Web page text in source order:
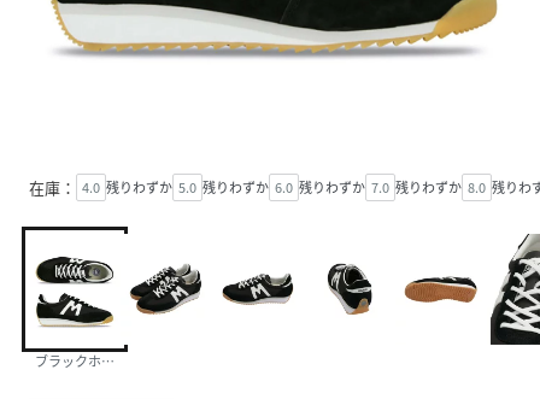
在庫： 4.0 残りわずか 5.0 残りわずか 6.0 残りわずか 7.0 残りわずか 8.0 残りわ
ブラックホワイト